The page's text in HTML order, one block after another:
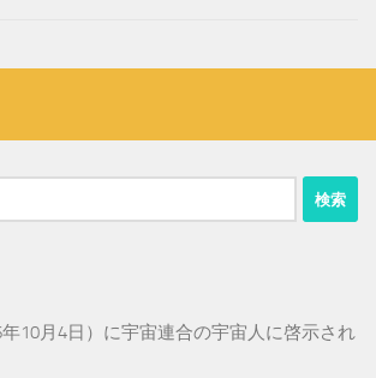
10月4日）に宇宙連合の宇宙人に啓示され